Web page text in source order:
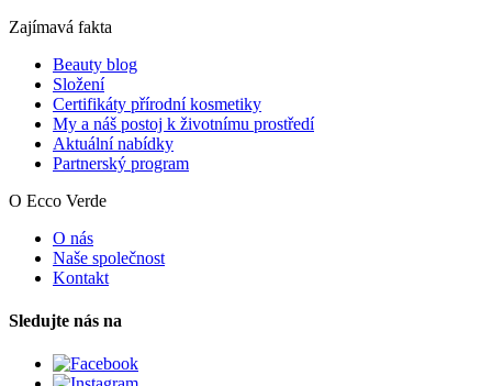
Zajímavá fakta
Beauty blog
Složení
Certifikáty přírodní kosmetiky
My a náš postoj k životnímu prostředí
Aktuální nabídky
Partnerský program
O Ecco Verde
O nás
Naše společnost
Kontakt
Sledujte nás na